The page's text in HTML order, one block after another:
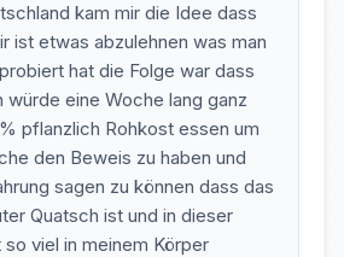
kam mir die Idee dass
ist etwas abzulehnen was man
hat die Folge war dass
würde eine Woche lang ganz
pflanzlich Rohkost essen um
den Beweis zu haben und
sagen zu können dass das
Quatsch ist und in dieser
viel in meinem Körper